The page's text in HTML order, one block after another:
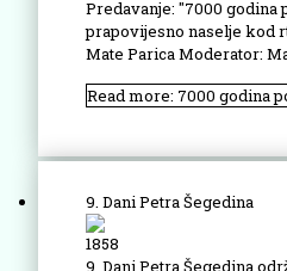
Predavanje: "7000
prapovijesno naselje kod
Mate Parica Moderator:
Read more: 7000 godina
9. Dani Petra Šegedina
1858
9. Dani Petra Šegedina